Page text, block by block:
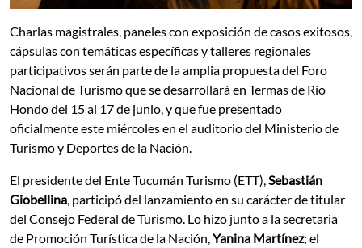
Charlas magistrales, paneles con exposición de casos exitosos,
cápsulas con temáticas específicas y talleres regionales
participativos serán parte de la amplia propuesta del Foro
Nacional de Turismo que se desarrollará en Termas de Río
Hondo del 15 al 17 de junio, y que fue presentado
oficialmente este miércoles en el auditorio del Ministerio de
Turismo y Deportes de la Nación.
El presidente del Ente Tucumán Turismo (ETT),Sebastián
Giobellina, participó del lanzamiento en su carácter de titular
del Consejo Federal de Turismo. Lo hizo junto a la secretaria
de Promoción Turística de la Nación,Yanina Martínez; el